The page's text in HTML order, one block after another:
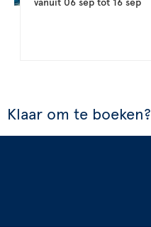
Klaar om te boeken?